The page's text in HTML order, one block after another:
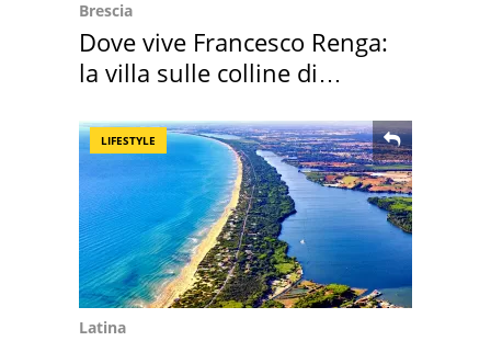
Brescia
Dove vive Francesco Renga:
la villa sulle colline di
LIFESTYLE
Latina